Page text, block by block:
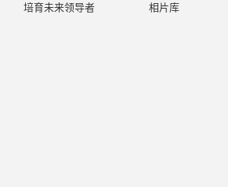
培育未来领导者
相片库